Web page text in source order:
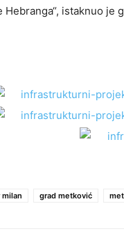
Hebranga“, istaknuo je
grad metković